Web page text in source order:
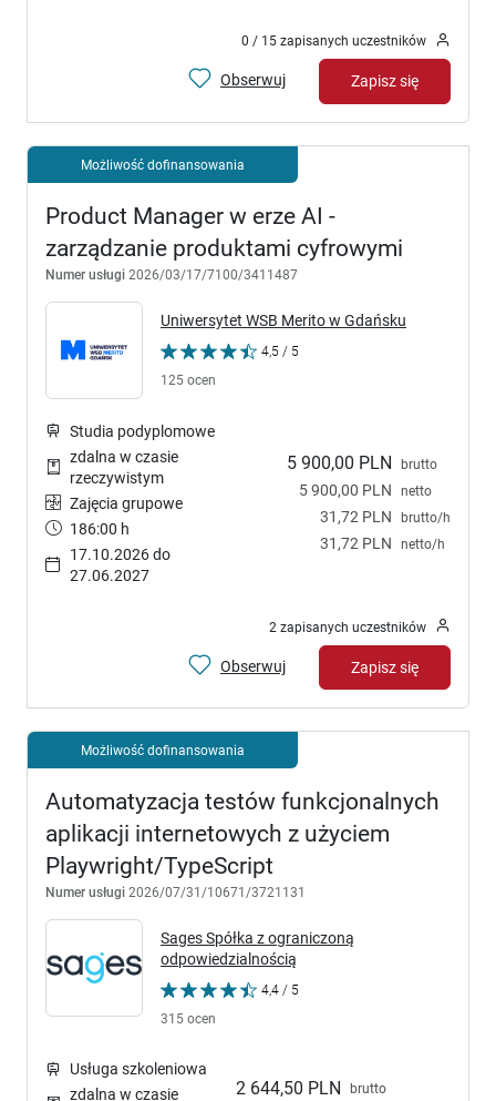
0 / 15 zapisanych uczestników
Obserwuj Zapisz się
Możliwość dofinansowania
Product Manager w erze AI -
zarządzanie produktami cyfrowymi
Numer usługi 2026/03/17/7100/3411487
Uniwersytet WSB Merito w Gdańsku
4,5 / 5
125 ocen
5 900,00 PLN brutto
5 900,00 PLN netto
31,72 PLN brutto/h
31,72 PLN netto/h
Studia podyplomowe
zdalna w czasie
rzeczywistym
Zajęcia grupowe
186:00 h
17.10.2026 do
27.06.2027
2 zapisanych uczestników
Obserwuj Zapisz się
Możliwość dofinansowania
Automatyzacja testów funkcjonalnych
aplikacji internetowych z użyciem
Playwright/TypeScript
Numer usługi 2026/07/31/10671/3721131
Sages Spółka z ograniczoną
odpowiedzialnością
4,4 / 5
315 ocen
2 644,50 PLN brutto
Usługa szkoleniowa
zdalna w czasie